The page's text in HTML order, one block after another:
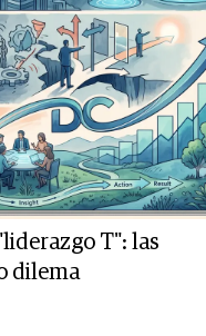
T": las
dilema